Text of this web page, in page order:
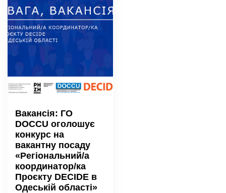
Вакансія: ГО
DOCCU оголошує
конкурс на
вакантну посаду
«Регіональний/а
координатор/ка
Проєкту DECIDE в
Одеській області»